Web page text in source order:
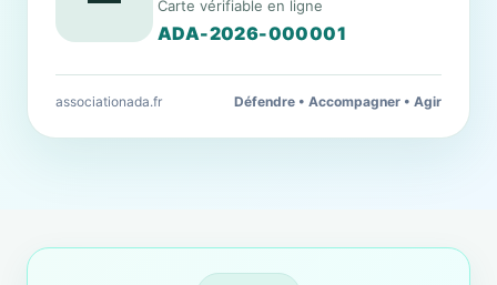
Carte vérifiable en ligne
ADA-2026-000001
associationada.fr Défendre • Accompagner • Agir